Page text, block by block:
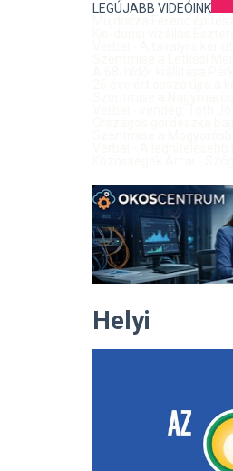
LEGÚJABB VIDEÓINK
Helyi